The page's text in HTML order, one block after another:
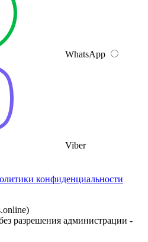
WhatsApp
Viber
конфиденциальности
разрешения администрации -